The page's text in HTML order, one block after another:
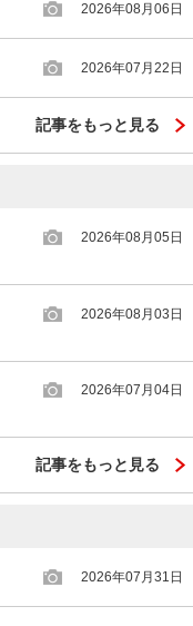
2026年08月06日
2026年07月22日
記事をもっと見る
2026年08月05日
2026年08月03日
2026年07月04日
記事をもっと見る
2026年07月31日